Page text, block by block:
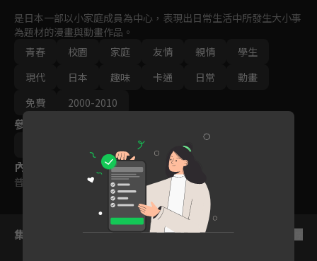
是日本一部以小家庭成員為中心，表現出日常生活中所發生大小事
為題材的漫畫與動畫作品。
青春
校園 家庭 友情 親情
學生
現代
日本 趣味 卡通 日常
動畫
免費
2000-2010
參與演員
內容標籤
普遍級
集數列表